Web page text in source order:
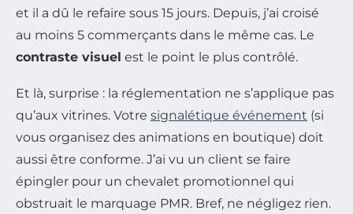
et il a dû le refaire sous 15 jours. Depuis, j’ai croisé
au moins 5 commerçants dans le même cas. Le
contraste visuel est le point le plus contrôlé.
Et là, surprise : la réglementation ne s’applique pas
qu’aux vitrines. Votre signalétique événement (si
vous organisez des animations en boutique) doit
aussi être conforme. J’ai vu un client se faire
épingler pour un chevalet promotionnel qui
obstruait le marquage PMR. Bref, ne négligez rien.